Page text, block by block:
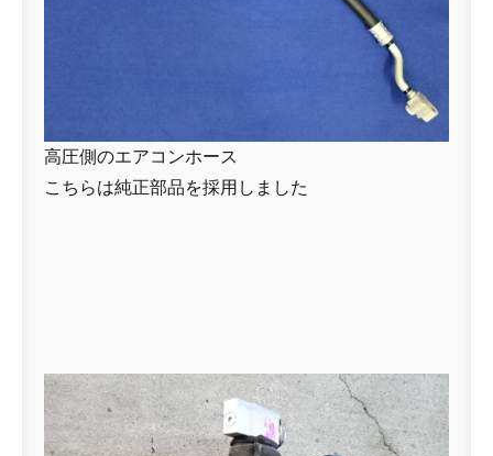
高圧側のエアコンホース
こちらは純正部品を採用しました